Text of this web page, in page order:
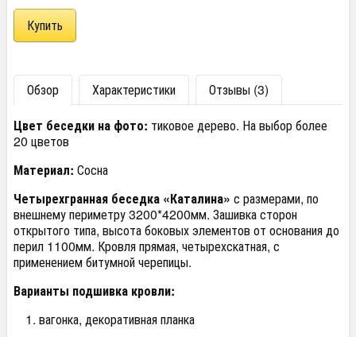
Обзор Характеристики
Отзывы (3)
Цвет беседки на фото: тиковое дерево. На выбор более
20 цветов
Материал: Сосна
Четырехгранная беседка «Каталина» с размерами, по
внешнему периметру 3200*4200мм. Зашивка сторон
открытого типа, высота боковых элементов от основания до
перил 1100мм. Кровля прямая, четырехскатная, с
применением битумной черепицы.
Варианты подшивка кровли:
вагонка, декоративная планка